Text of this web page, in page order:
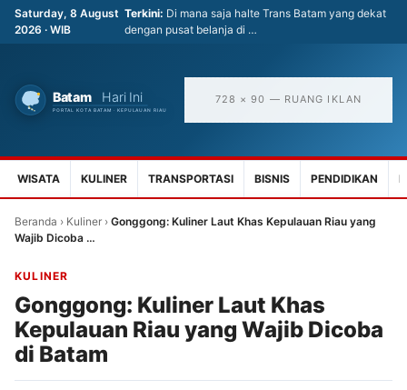
Saturday, 8 August
2026 · WIB
Terkini: Di mana saja halte Trans Batam yang dekat
dengan pusat belanja di …
728 × 90 — RUANG IKLAN
WISATA KULINER TRANSPORTASI BISNIS PENDIDIKAN
Beranda › Kuliner › Gonggong: Kuliner Laut Khas Kepulauan Riau yang
Wajib Dicoba …
KULINER
Gonggong: Kuliner Laut Khas
Kepulauan Riau yang Wajib Dicoba
di Batam